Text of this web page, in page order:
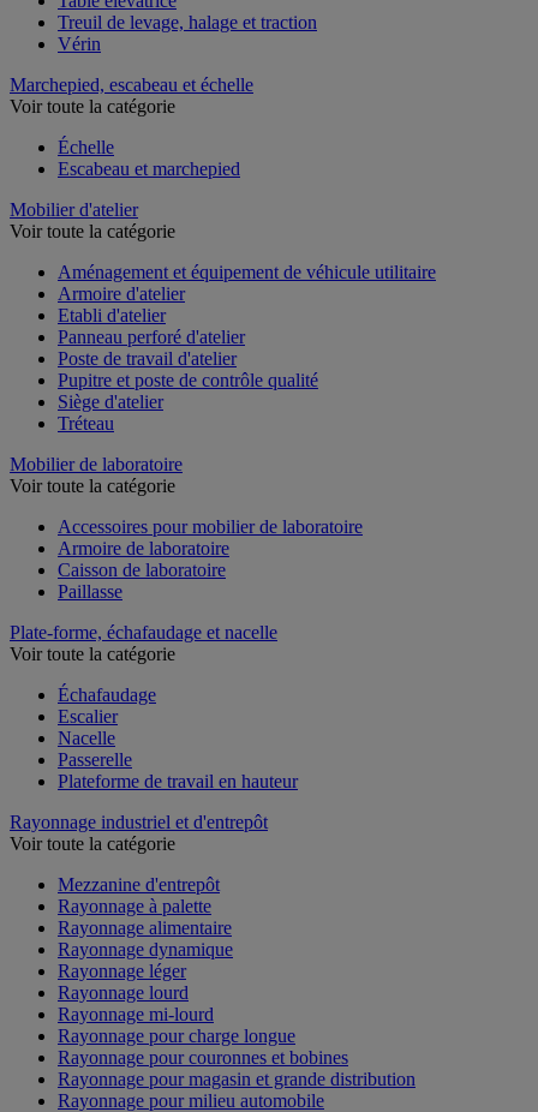
Treuil de levage, halage et traction
Vérin
Marchepied, escabeau et échelle
Voir toute la catégorie
Échelle
Escabeau et marchepied
Mobilier d'atelier
Voir toute la catégorie
Aménagement et équipement de véhicule utilitaire
Armoire d'atelier
Etabli d'atelier
Panneau perforé d'atelier
Poste de travail d'atelier
Pupitre et poste de contrôle qualité
Siège d'atelier
Tréteau
Mobilier de laboratoire
Voir toute la catégorie
Accessoires pour mobilier de laboratoire
Armoire de laboratoire
Caisson de laboratoire
Paillasse
Plate-forme, échafaudage et nacelle
Voir toute la catégorie
Échafaudage
Escalier
Nacelle
Passerelle
Plateforme de travail en hauteur
Rayonnage industriel et d'entrepôt
Voir toute la catégorie
Mezzanine d'entrepôt
Rayonnage à palette
Rayonnage alimentaire
Rayonnage dynamique
Rayonnage léger
Rayonnage lourd
Rayonnage mi-lourd
Rayonnage pour charge longue
Rayonnage pour couronnes et bobines
Rayonnage pour magasin et grande distribution
Rayonnage pour milieu automobile